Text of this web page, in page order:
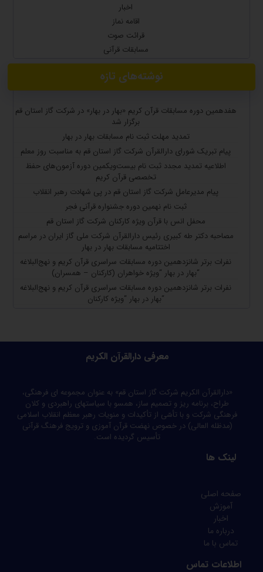
اخبار
اقامه نماز
قرائت صوت
مسابقات قرآنی
نوشته‌های تازه
هفدهمین دوره مسابقات قرآن کریم «بهار در بهار» در شرکت گاز استان قم
برگزار شد
تمدید مهلت ثبت نام مسابقات بهار در بهار
پیام تبریک شورای دارالقرآن شرکت گاز استان قم به مناسبت روز معلم
اطلاعیه تمدید مجدد ثبت نام بیست‌ویکمین دوره آزمون‌های حفظ
تخصصی قرآن کریم
پیام مدیرعامل شرکت گاز استان قم در پی شهادت رهبر انقلاب
ثبت نام نهمین دوره جشنواره قرآنی فجر
محفل انس با قرآن ویژه کارکنان شرکت گاز استان قم
مصاحبه دکتر طه کبیری رئیس دارالقرآن شرکت ملی گاز ایران در مراسم
اختتامیه مسابقات بهار در بهار
نفرات برتر شانزدهمین دوره مسابقات سراسری قرآن کریم و نهج‌البلاغه
“بهار در بهار “ویژه خواهران (کارکنان – همسران)
نفرات برتر شانزدهمین دوره مسابقات سراسری قرآن کریم و نهج‌البلاغه
“بهار در بهار “ویژه کارکنان
معرفی دارالقرآن الکریم
«دارالقرآن الکریم شرکت گاز استان قم» به عنوان مجموعه ای فرهنگی،
طراح، برنامه ریز و تصمیم ساز، همسو با سیاستهای راهبردی و کلان
فرهنگی شرکت و با تأسّی از تأکیدات و منویات رهبر معظم انقلاب اسلامی
(مدظله العالی) در خصوص نهضت قرآن آموزی و ترویج فرهنگ قرآنی
تأسیس گردیده است.
لینک ها
صفحه اصلی
آموزش
اخبار
درباره ما
تماس با ما
اطلاعات تماس